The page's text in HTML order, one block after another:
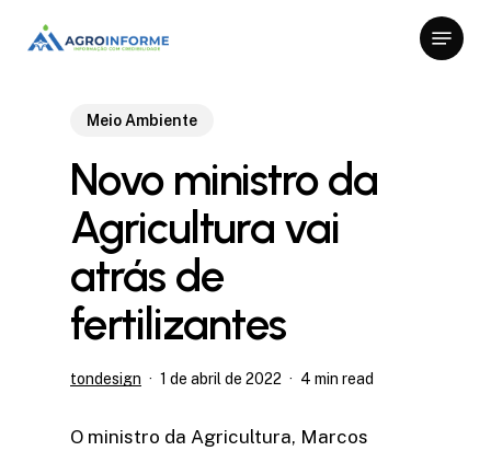
Menu
Meio Ambiente
Novo ministro da
Agricultura vai
atrás de
fertilizantes
tondesign 1 de abril de 2022 4 min read
O ministro da Agricultura, Marcos